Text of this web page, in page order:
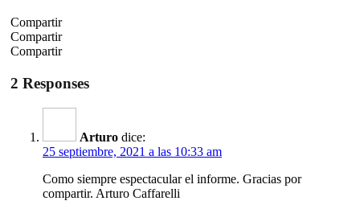
Compartir
Compartir
Compartir
2 Responses
Arturo dice:
25 septiembre, 2021 a las 10:33 am
Como siempre espectacular el informe. Gracias por
compartir. Arturo Caffarelli